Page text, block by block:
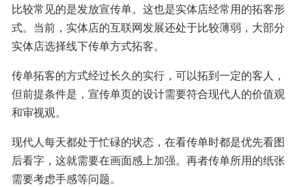
比较常见的是发放宣传单。这也是实体店经常用的拓客形
式。当前，实体店的互联网发展还处于比较薄弱，大部分
实体店选择线下传单方式拓客。
传单拓客的方式经过长久的实行，可以拓到一定的客人，
但前提条件是，宣传单页的设计需要符合现代人的价值观
和审视观。
现代人每天都处于忙碌的状态，在看传单时都是优先看图
后看字，这就需要在画面感上加强。再者传单所用的纸张
需要考虑手感等问题。